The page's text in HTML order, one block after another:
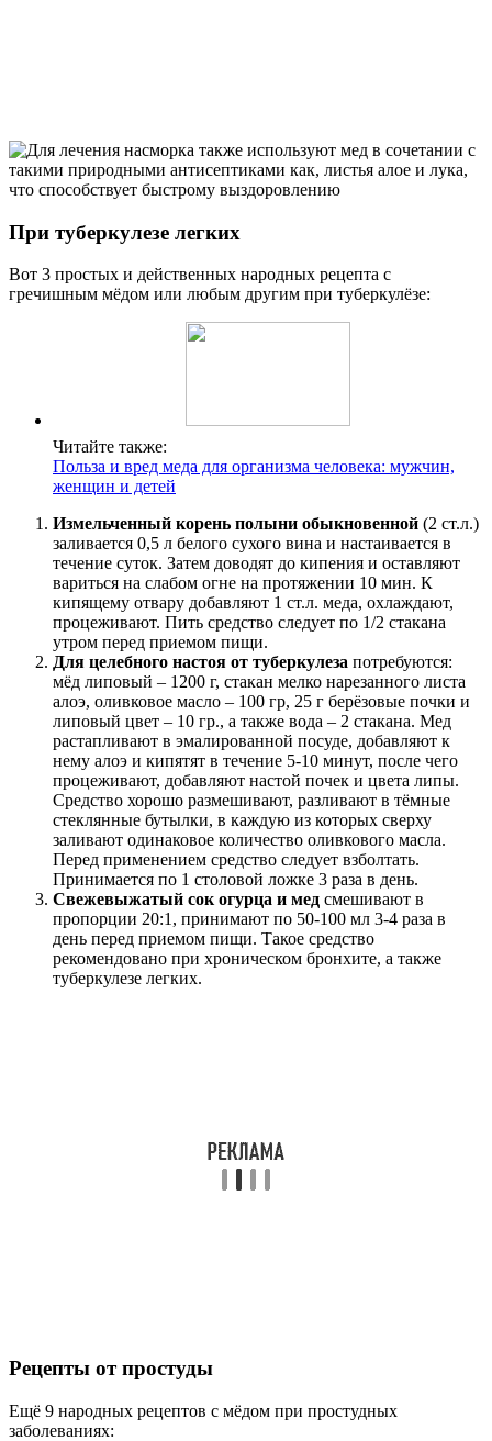
При туберкулезе легких
Вот 3 простых и действенных народных рецепта с
гречишным мёдом или любым другим при туберкулёзе:
Читайте также:
Польза и вред меда для организма человека: мужчин,
женщин и детей
Измельченный корень полыни обыкновенной (2 ст.л.)
заливается 0,5 л белого сухого вина и настаивается в
течение суток. Затем доводят до кипения и оставляют
вариться на слабом огне на протяжении 10 мин. К
кипящему отвару добавляют 1 ст.л. меда, охлаждают,
процеживают. Пить средство следует по 1/2 стакана
утром перед приемом пищи.
Для целебного настоя от туберкулеза потребуются:
мёд липовый – 1200 г, стакан мелко нарезанного листа
алоэ, оливковое масло – 100 гр, 25 г берёзовые почки и
липовый цвет – 10 гр., а также вода – 2 стакана. Мед
растапливают в эмалированной посуде, добавляют к
нему алоэ и кипятят в течение 5-10 минут, после чего
процеживают, добавляют настой почек и цвета липы.
Средство хорошо размешивают, разливают в тёмные
стеклянные бутылки, в каждую из которых сверху
заливают одинаковое количество оливкового масла.
Перед применением средство следует взболтать.
Принимается по 1 столовой ложке 3 раза в день.
Свежевыжатый сок огурца и мед смешивают в
пропорции 20:1, принимают по 50-100 мл 3-4 раза в
день перед приемом пищи. Такое средство
рекомендовано при хроническом бронхите, а также
туберкулезе легких.
Рецепты от простуды
Ещё 9 народных рецептов с мёдом при простудных
заболеваниях: